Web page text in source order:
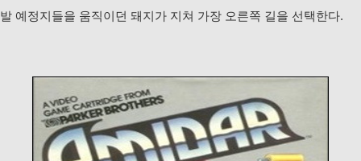
발 예정지들을 움직이던 돼지가 지쳐 가장 오른쪽 길을 선택한다.